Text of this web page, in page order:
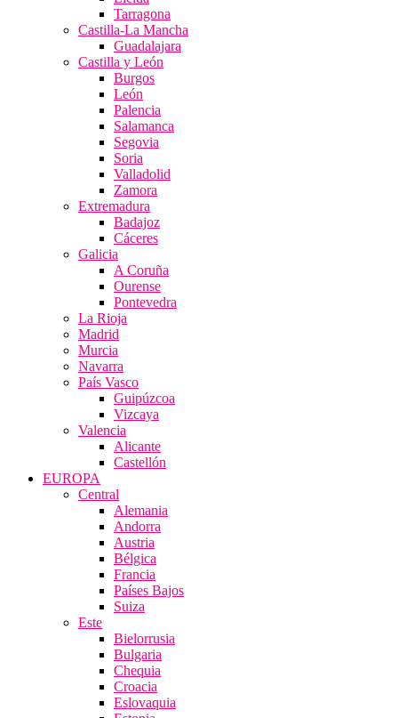
Tarragona
Castilla-La Mancha
Guadalajara
Castilla y León
Burgos
León
Palencia
Salamanca
Segovia
Soria
Valladolid
Zamora
Extremadura
Badajoz
Cáceres
Galicia
A Coruña
Ourense
Pontevedra
La Rioja
Madrid
Murcia
Navarra
País Vasco
Guipúzcoa
Vizcaya
Valencia
Alicante
Castellón
EUROPA
Central
Alemania
Andorra
Austria
Bélgica
Francia
Países Bajos
Suiza
Este
Bielorrusia
Bulgaria
Chequia
Croacia
Eslovaquia